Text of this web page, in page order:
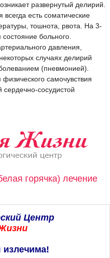
развернутый делирий.
есть соматические
тошнота, рвота. На 3-
больного.
давления,
случаях делирий
(пневмонией).
самочувствия
сосудистой
горячка) лечение
Центр
излечима!